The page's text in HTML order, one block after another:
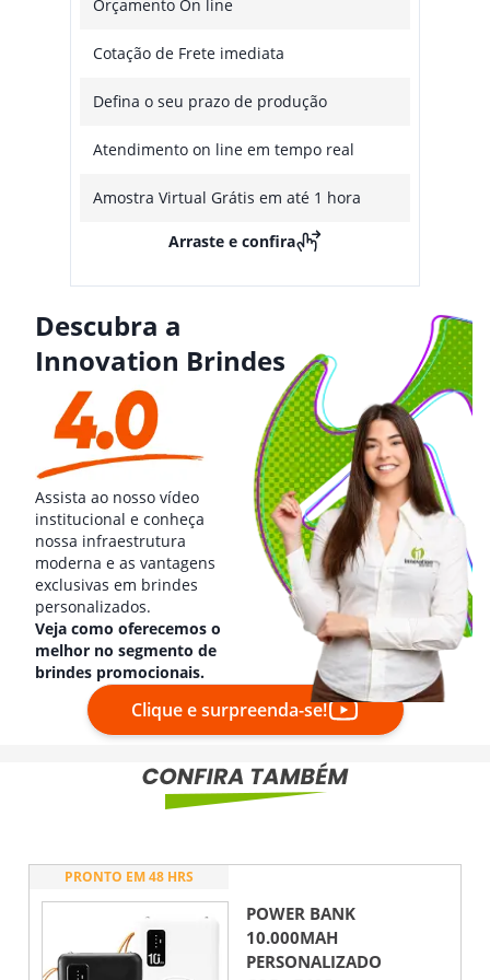
Orçamento On line
Cotação de Frete imediata
Defina o seu prazo de produção
Atendimento on line em tempo real
Amostra Virtual Grátis em até 1 hora
Arraste e confira
Descubra a
Innovation Brindes
Assista ao nosso vídeo
institucional e conheça
nossa infraestrutura
moderna e as vantagens
exclusivas em brindes
personalizados.
Veja como oferecemos o
melhor no segmento de
brindes promocionais.
Clique e surpreenda-se!
PRONTO EM 48 HRS
POWER BANK
10.000MAH
PERSONALIZADO